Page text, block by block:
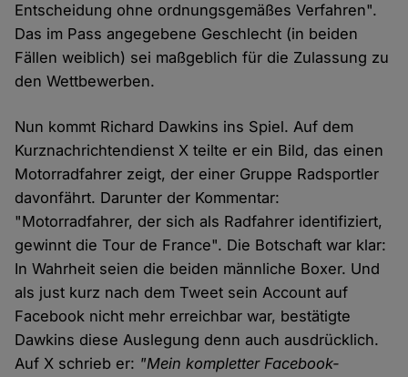
Entscheidung ohne ordnungsgemäßes Verfahren".
Das im Pass angegebene Geschlecht (in beiden
Fällen weiblich) sei maßgeblich für die Zulassung zu
den Wettbewerben.
Nun kommt Richard Dawkins ins Spiel. Auf dem
Kurznachrichtendienst X teilte er ein Bild, das einen
Motorradfahrer zeigt, der einer Gruppe Radsportler
davonfährt. Darunter der Kommentar:
"Motorradfahrer, der sich als Radfahrer identifiziert,
gewinnt die Tour de France". Die Botschaft war klar:
In Wahrheit seien die beiden männliche Boxer. Und
als just kurz nach dem Tweet sein Account auf
Facebook nicht mehr erreichbar war, bestätigte
Dawkins diese Auslegung denn auch ausdrücklich.
Auf X schrieb er: "Mein kompletter Facebook-